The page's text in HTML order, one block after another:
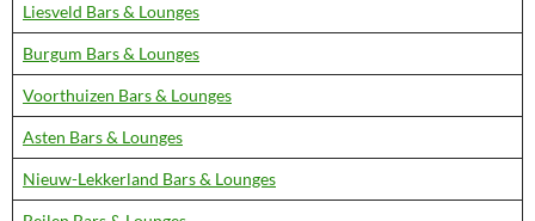
Liesveld Bars & Lounges
Burgum Bars & Lounges
Voorthuizen Bars & Lounges
Asten Bars & Lounges
Nieuw-Lekkerland Bars & Lounges